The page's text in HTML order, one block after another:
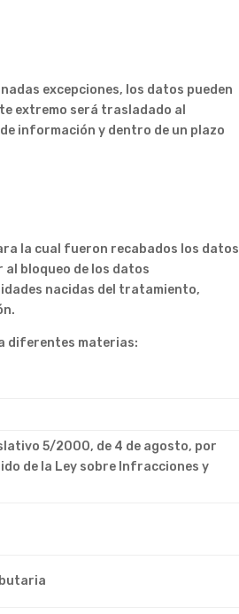
excepciones, los datos pueden
extremo será trasladado al
información y dentro de un plazo
la cual fueron recabados los datos
bloqueo de los datos
nacidas del tratamiento,
diferentes materias:
5/2000, de 4 de agosto, por
de la Ley sobre Infracciones y